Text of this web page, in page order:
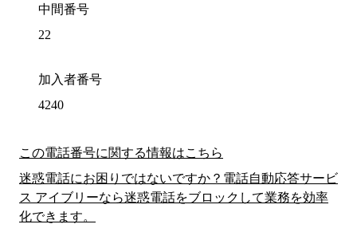
中間番号
22
加入者番号
4240
この電話番号に関する情報はこちら
迷惑電話にお困りではないですか？電話自動応答サービ
ス アイブリーなら迷惑電話をブロックして業務を効率
化できます。